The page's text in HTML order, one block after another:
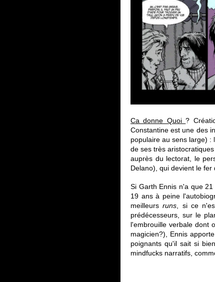
Ca donne Quoi?
Constantine est une des
populaire au sens large) :
de ses très
auprès du lectorat, le
Delano), qui devient le
Si Garth Ennis n'a que
19 ans à peine
meilleursruns , si ce
prédécesseurs, sur le
l'embrouille verbale dont
magicien?), Ennis
poignants qu'il sait si
mindfucks narratifs,